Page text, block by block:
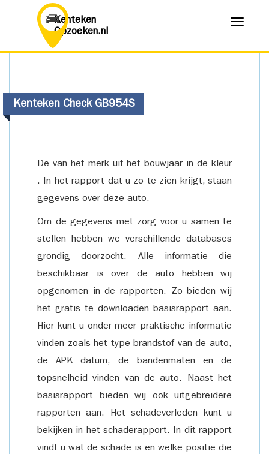
Kenteken
Opzoeken.nl
Menu
Kenteken Check GB954S
De van het merk uit het bouwjaar in de kleur
. In het rapport dat u zo te zien krijgt, staan
gegevens over deze auto.
Om de gegevens met zorg voor u samen te
stellen hebben we verschillende databases
grondig doorzocht. Alle informatie die
beschikbaar is over de auto hebben wij
opgenomen in de rapporten. Zo bieden wij
het gratis te downloaden basisrapport aan.
Hier kunt u onder meer praktische informatie
vinden zoals het type brandstof van de auto,
de APK datum, de bandenmaten en de
topsnelheid vinden van de auto. Naast het
basisrapport bieden wij ook uitgebreidere
rapporten aan. Het schadeverleden kunt u
bekijken in het schaderapport. In dit rapport
vindt u wat de schade is en welke positie die